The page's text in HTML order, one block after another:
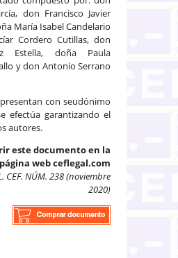
don Francisco Javier
María Isabel Candelario
Cordero Cutillas, don
Estella, doña Paula
y don Antonio Serrano
con seudónimo
efectúa garantizando el
autores.
este documento en la
página web ceflegal.com
CEF. NÚM. 238 (noviembre
2020)